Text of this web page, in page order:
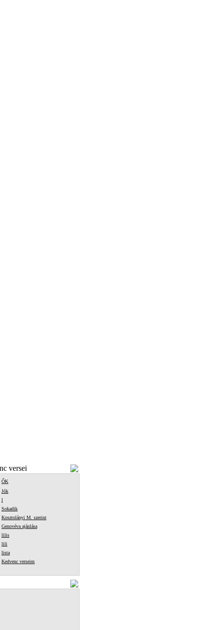
versei
ŐK
Jók
l
Sokadik
Kosztolányi M. szerint
Genovéva ajánlása
lilis
lili
lista
Kedvenc verseim